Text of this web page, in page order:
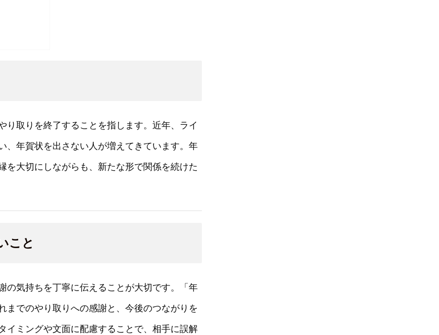
り取りを終了することを指します。近年、ライ
、年賀状を出さない人が増えてきています。年
を大切にしながらも、新たな形で関係を続けた
こと
の気持ちを丁寧に伝えることが大切です。「年
までのやり取りへの感謝と、今後のつながりを
イミングや文面に配慮することで、相手に誤解